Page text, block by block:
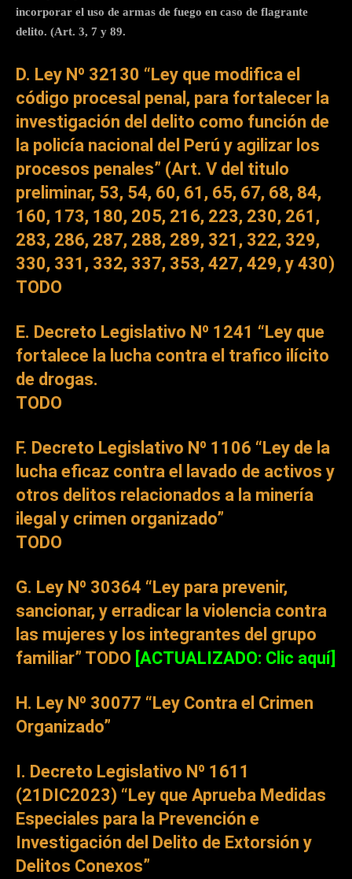
incorporar el uso de armas de fuego en caso de flagrante
delito. (Art. 3, 7 y 89.
D. Ley Nº 32130 “Ley que modifica el
código procesal penal, para fortalecer la
investigación del delito como función de
la policía nacional del Perú y agilizar los
procesos penales” (Art. V del titulo
preliminar, 53, 54, 60, 61, 65, 67, 68, 84,
160, 173, 180, 205, 216, 223, 230, 261,
283, 286, 287, 288, 289, 321, 322, 329,
330, 331, 332, 337, 353, 427, 429, y 430)
TODO
E. Decreto Legislativo Nº 1241 “Ley que
fortalece la lucha contra el trafico ilícito
de drogas.
TODO
F. Decreto Legislativo Nº 1106 “Ley de la
lucha eficaz contra el lavado de activos y
otros delitos relacionados a la minería
ilegal y crimen organizado”
TODO
G. Ley Nº 30364 “Ley para prevenir,
sancionar, y erradicar la violencia contra
las mujeres y los integrantes del grupo
familiar” TODO [ACTUALIZADO: Clic aquí]
H. Ley Nº 30077 “Ley Contra el Crimen
Organizado”
I. Decreto Legislativo Nº 1611
(21DIC2023) “Ley que Aprueba Medidas
Especiales para la Prevención e
Investigación del Delito de Extorsión y
Delitos Conexos”